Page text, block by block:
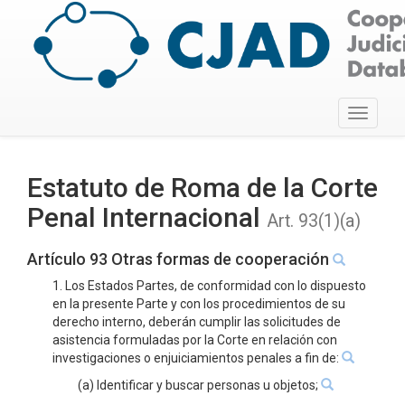
Toggle
Estatuto de Roma de la Corte
Penal Internacional Art. 93(1)(a)
Artículo 93 Otras formas de cooperación
1. Los Estados Partes, de conformidad con lo dispuesto
en la presente Parte y con los procedimientos de su
derecho interno, deberán cumplir las solicitudes de
asistencia formuladas por la Corte en relación con
investigaciones o enjuiciamientos penales a fin de:
(a) Identificar y buscar personas u objetos;